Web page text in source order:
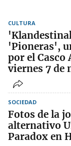
CULTURA
'Pioneras',
por el Casco
viernes 7 de
SOCIEDAD
Fotos de la
alternativo
Paradox en